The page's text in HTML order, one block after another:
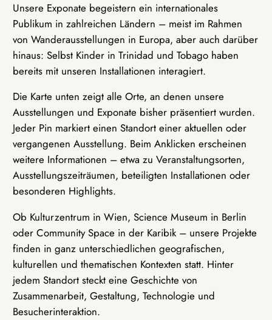
Unsere Exponate begeistern ein internationales
Publikum in zahlreichen Ländern – meist im Rahmen
von Wanderausstellungen in Europa, aber auch darüber
hinaus: Selbst Kinder in Trinidad und Tobago haben
bereits mit unseren Installationen interagiert.
Die Karte unten zeigt alle Orte, an denen unsere
Ausstellungen und Exponate bisher präsentiert wurden.
Jeder Pin markiert einen Standort einer aktuellen oder
vergangenen Ausstellung. Beim Anklicken erscheinen
weitere Informationen – etwa zu Veranstaltungsorten,
Ausstellungszeiträumen, beteiligten Installationen oder
besonderen Highlights.
Ob Kulturzentrum in Wien, Science Museum in Berlin
oder Community Space in der Karibik – unsere Projekte
finden in ganz unterschiedlichen geografischen,
kulturellen und thematischen Kontexten statt. Hinter
jedem Standort steckt eine Geschichte von
Zusammenarbeit, Gestaltung, Technologie und
Besucherinteraktion.